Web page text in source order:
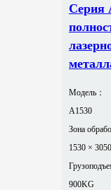
Серия
Модель：
A1530
Зона
1530 ×
900KG